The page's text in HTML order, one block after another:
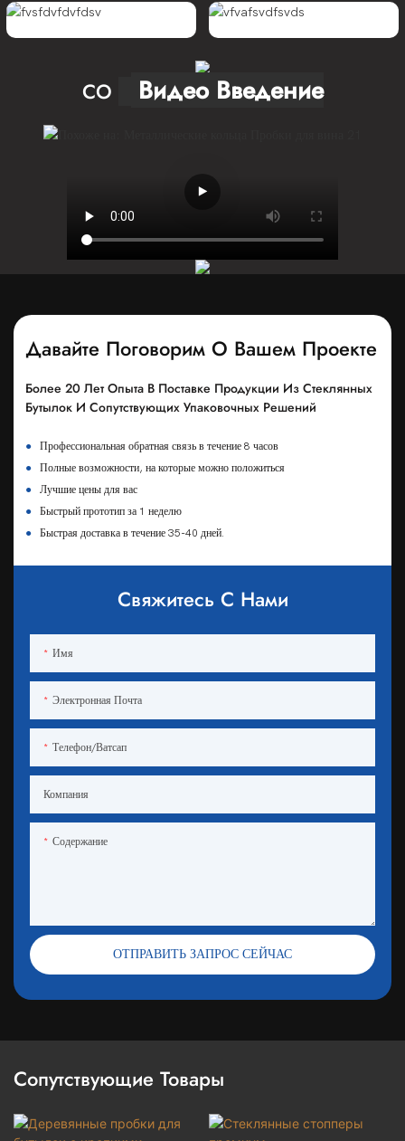
CO Видео Введение
Давайте Поговорим О Вашем Проекте
Более 20 Лет Опыта В Поставке Продукции Из Стеклянных
Бутылок И Сопутствующих Упаковочных Решений
●
Профессиональная обратная связь в течение 8 часов
●
Полные возможности, на которые можно положиться
●
Лучшие цены для вас
●
Быстрый прототип за 1 неделю
●
Быстрая доставка в течение 35-40 дней.
Свяжитесь С Нами
Имя
Электронная Почта
Телефон/ватсап
Компания
Содержание
ОТПРАВИТЬ ЗАПРОС СЕЙЧАС
Сопутствующие Товары